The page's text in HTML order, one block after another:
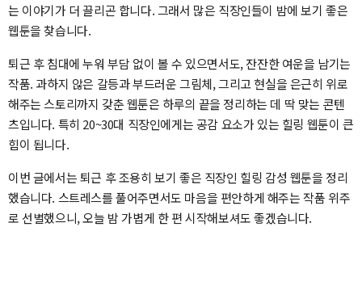
는 이야기가 더 끌리곤 합니다. 그래서 많은 직장인들이 밤에 보기 좋은
웹툰을 찾습니다.
퇴근 후 침대에 누워 부담 없이 볼 수 있으면서도, 잔잔한 여운을 남기는
작품. 과하지 않은 갈등과 부드러운 그림체, 그리고 현실을 은근히 위로
해주는 스토리까지 갖춘 웹툰은 하루의 끝을 정리하는 데 딱 맞는 콘텐
츠입니다. 특히 20~30대 직장인에게는 공감 요소가 있는 힐링 웹툰이 큰
힘이 됩니다.
이번 글에서는 퇴근 후 조용히 보기 좋은 직장인 힐링 감성 웹툰을 정리
했습니다. 스트레스를 풀어주면서도 마음을 편안하게 해주는 작품 위주
로 선별했으니, 오늘 밤 가볍게 한 편 시작해보셔도 좋겠습니다.